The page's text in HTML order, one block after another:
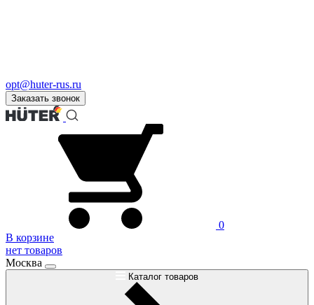
opt@huter-rus.ru
Заказать звонок
0
В корзине
нет товаров
Москва
Каталог товаров